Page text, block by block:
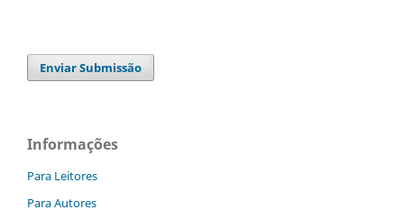
Enviar Submissão
Informações
Para Leitores
Para Autores